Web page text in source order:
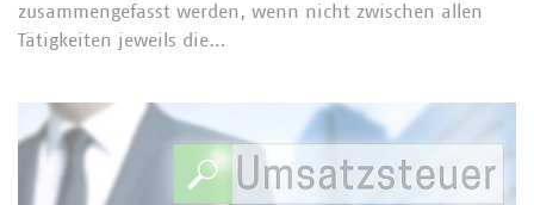
zusammengefasst werden, wenn nicht zwischen allen
Tätigkeiten jeweils die…